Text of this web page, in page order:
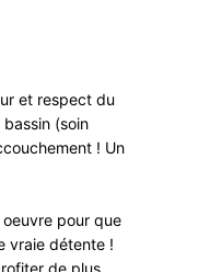
et respect du
(soin
! Un
pour que
vraie détente !
de plus